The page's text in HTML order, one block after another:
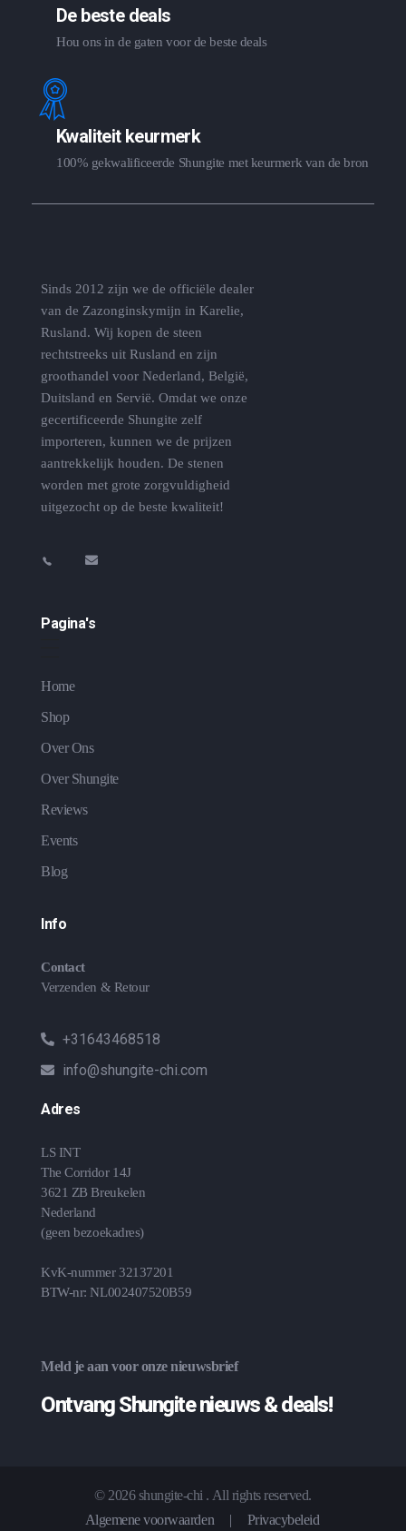
De beste deals
Hou ons in de gaten voor de beste deals
Kwaliteit keurmerk
100% gekwalificeerde Shungite met keurmerk van de bron
Sinds 2012 zijn we de officiële dealer
van de Zazonginskymijn in Karelie,
Rusland. Wij kopen de steen
rechtstreeks uit Rusland en zijn
groothandel voor Nederland, België,
Duitsland en Servië. Omdat we onze
gecertificeerde Shungite zelf
importeren, kunnen we de prijzen
aantrekkelijk houden. De stenen
worden met grote zorgvuldigheid
uitgezocht op de beste kwaliteit!
Pagina's
Home
Shop
Over Ons
Over Shungite
Reviews
Events
Blog
Info
Contact
Verzenden & Retour
+31643468518
info@shungite-chi.com
Adres
LS INT
The Corridor 14J
3621 ZB Breukelen
Nederland
(geen bezoekadres)
KvK-nummer 32137201
BTW-nr: NL002407520B59
Meld je aan voor onze nieuwsbrief
Ontvang Shungite nieuws & deals!
© 2026 shungite-chi . All rights reserved.
Algemene voorwaarden
| Privacybeleid